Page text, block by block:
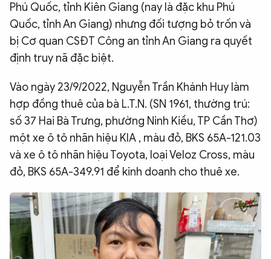
VĂN HÓA - THỂ THAO
BẠN ĐỌC & CAND
ĐA PHƯƠNG TIỆN
eMagazine
Podcast
Infographic
Chuyên trangAn ninh thế giớiVăn nghệ Công an
Phú Quốc, tỉnh Kiên Giang (nay là đặc khu Phú
Quốc, tỉnh An Giang) nhưng đối tượng bỏ trốn và
bị Cơ quan CSĐT Công an tỉnh An Giang ra quyết
định truy nã đặc biệt.
Vào ngày 23/9/2022, Nguyễn Trần Khánh Huy làm
hợp đồng thuê của bà L.T.N. (SN 1961, thường trú:
số 37 Hai Bà Trưng, phường Ninh Kiều, TP Cần Thơ)
một xe ô tô nhãn hiệu KIA , màu đỏ, BKS 65A-121.03
và xe ô tô nhãn hiệu Toyota, loại Veloz Cross, màu
đỏ, BKS 65A-349.91 để kinh doanh cho thuê xe.